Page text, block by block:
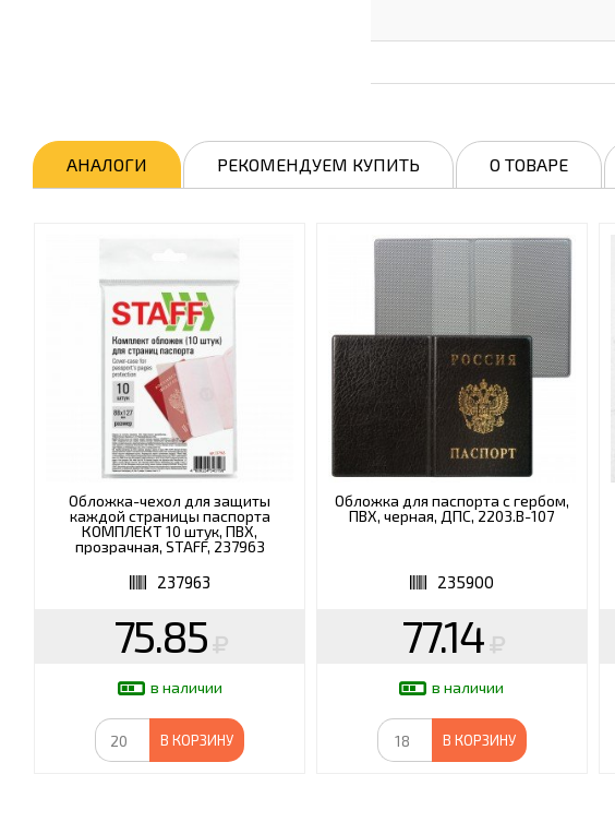
АНАЛОГИ РЕКОМЕНДУЕМ КУПИТЬ О ТОВАРЕ
Обложка-чехол для защиты
каждой страницы паспорта
КОМПЛЕКТ 10 штук, ПВХ,
прозрачная, STAFF, 237963
237963
75.85
в наличии
В КОРЗИНУ
Обложка для паспорта с гербом,
ПВХ, черная, ДПС, 2203.В-107
235900
77.14
в наличии
В КОРЗИНУ